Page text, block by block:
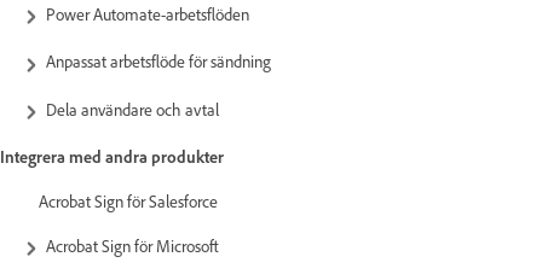
Power Automate-arbetsflöden
Anpassat arbetsflöde för sändning
Dela användare och avtal
Integrera med andra produkter
Acrobat Sign för Salesforce
Acrobat Sign för Microsoft